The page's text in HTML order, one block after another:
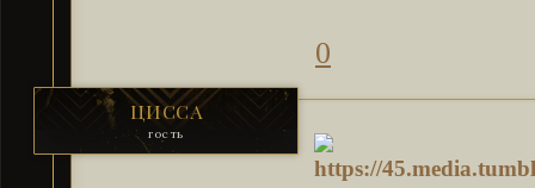
0
ЦИССА
гость